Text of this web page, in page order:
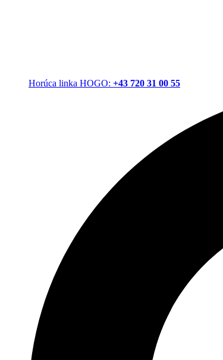
Horúca linka HOGO: +43 720 31 00 55